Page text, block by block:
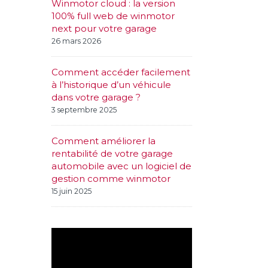
Winmotor cloud : la version
100% full web de winmotor
next pour votre garage
26 mars 2026
Comment accéder facilement
à l’historique d’un véhicule
dans votre garage ?
3 septembre 2025
Comment améliorer la
rentabilité de votre garage
automobile avec un logiciel de
gestion comme winmotor
15 juin 2025